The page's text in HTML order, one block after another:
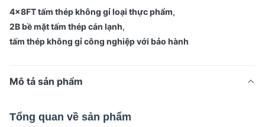
4x8FT tấm thép không gỉ loại thực phẩm,
2B bề mặt tấm thép cán lạnh,
tấm thép không gỉ công nghiệp với bảo hành
Mô tả sản phẩm
Tổng quan về sản phẩm